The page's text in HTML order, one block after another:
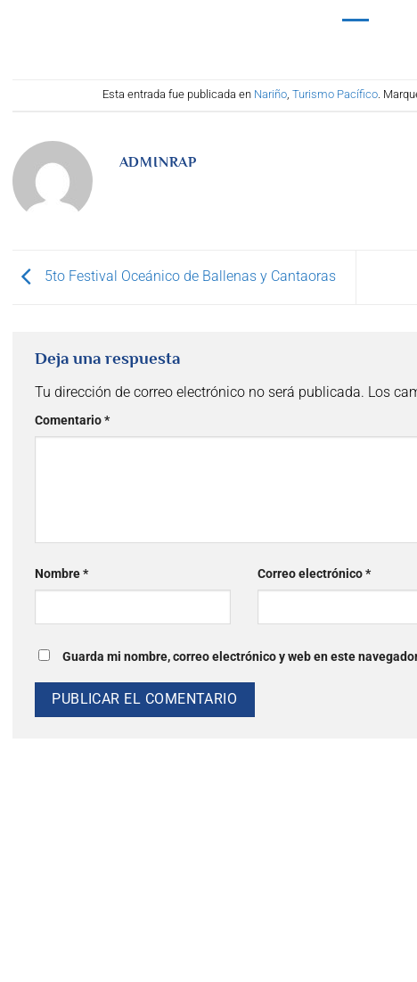
Esta entrada fue publicada en Nariño,Turismo Pacífico.
ADMINRAP
5to Festival Oceánico de Ballenas y Cantaoras
Deja una respuesta
Tu dirección de correo electrónico no será publicada. Los
Comentario*
Nombre* Correo electrónico*
Guarda mi nombre, correo electrónico y web en este